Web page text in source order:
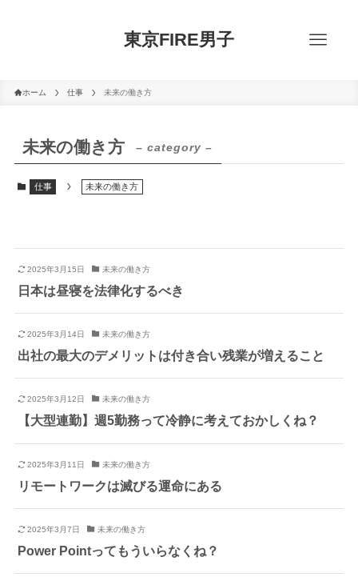
東京FIRE男子
ホーム 仕事 未来の働き方
未来の働き方 – category –
仕事 未来の働き方
2025年3月15日 未来の働き方
日本は昼寝を法律化するべき
2025年3月14日 未来の働き方
出社の最大のデメリットは付き合い残業が増えること
2025年3月12日 未来の働き方
【大型連勤】週5勤務って冷静に考えておかしくね？
2025年3月11日 未来の働き方
リモートワークは滅びる運命にある
2025年3月7日 未来の働き方
Power Pointってもういらなくね？